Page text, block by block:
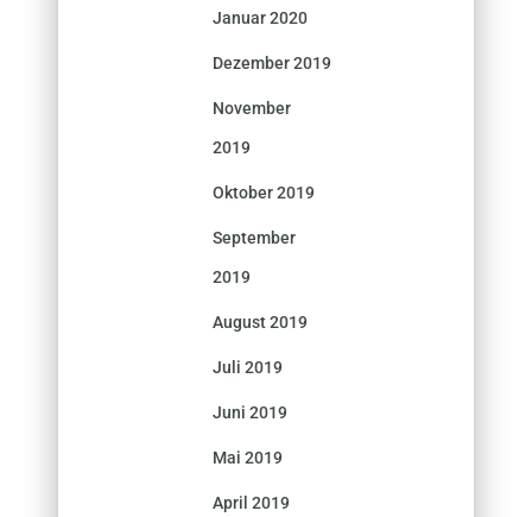
Januar 2020
Dezember 2019
November
2019
Oktober 2019
September
2019
August 2019
Juli 2019
Juni 2019
Mai 2019
April 2019